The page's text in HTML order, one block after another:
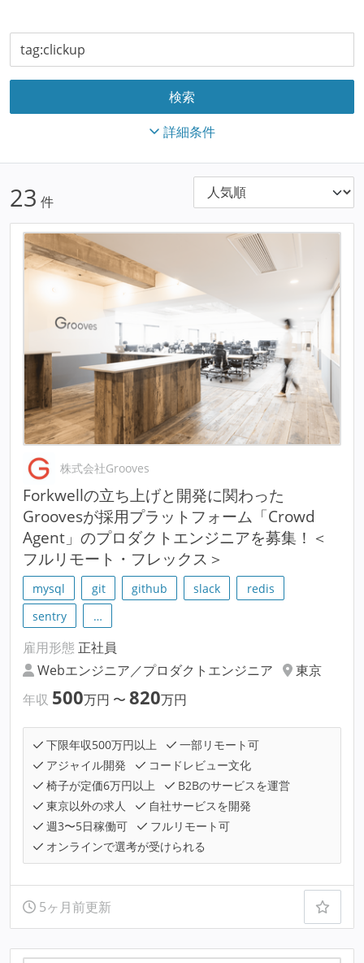
詳細条件
23 件
株式会社Grooves
Forkwellの立ち上げと開発に関わった
Groovesが採用プラットフォーム「Crowd
Agent」のプロダクトエンジニアを募集！＜
フルリモート・フレックス＞
mysql git github slack
redis
sentry
…
雇用形態 正社員
Webエンジニア／プロダクトエンジニア
東京
年収 500万円 〜 820万円
下限年収500万円以上
一部リモート可
アジャイル開発
コードレビュー文化
椅子が定価6万円以上
B2Bのサービスを運営
東京以外の求人
自社サービスを開発
週3〜5日稼働可
フルリモート可
オンラインで選考が受けられる
5ヶ月前更新